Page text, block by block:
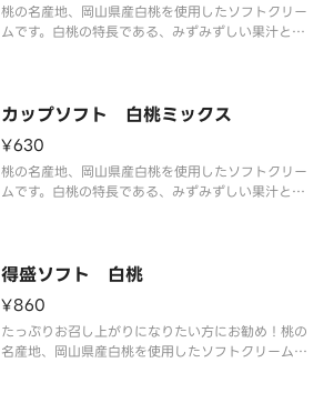
桃の名産地、岡山県産白桃を使用したソフトクリー
ムです。白桃の特長である、みずみずしい果汁と上
カップソフト 白桃ミックス
¥630
桃の名産地、岡山県産白桃を使用したソフトクリー
ムです。白桃の特長である、みずみずしい果汁と上
得盛ソフト 白桃
¥860
たっぷりお召し上がりになりたい方にお勧め！桃の
名産地、岡山県産白桃を使用したソフトクリームで